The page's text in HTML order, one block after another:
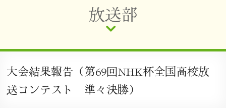
放送部
大会結果報告（第69回NHK杯全国高校放
送コンテスト 準々決勝）